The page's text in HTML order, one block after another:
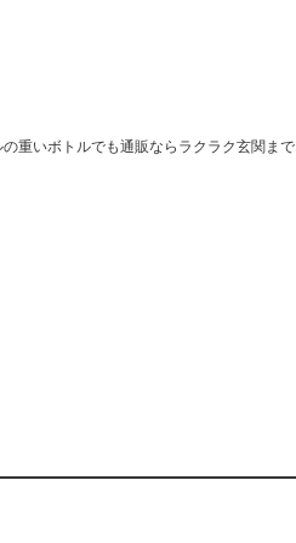
重いボトルでも通販ならラクラク玄関まで